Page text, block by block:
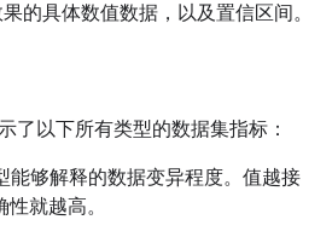
的具体数值数据，以及置信区间。
了以下所有类型的数据集指标：
能够解释的数据变异程度。值越接
就越高。